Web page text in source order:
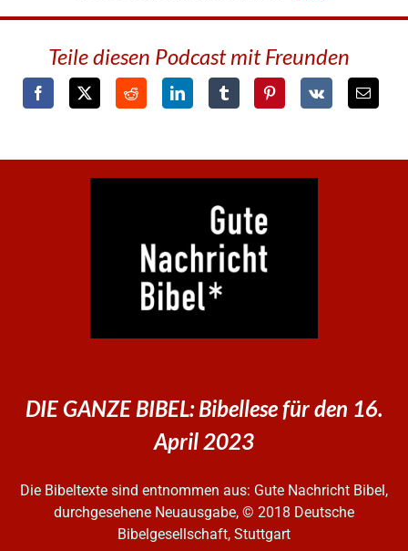
Teile diesen Podcast mit Freunden
DIE GANZE BIBEL: Bibellese für den 16.
April 2023
Die Bibeltexte sind entnommen aus: Gute Nachricht Bibel,
durchgesehene Neuausgabe, © 2018 Deutsche
Bibelgesellschaft, Stuttgart